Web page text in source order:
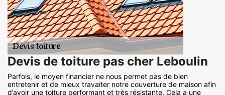
Devis de toiture pas cher Leboulin
Parfois, le moyen financier ne nous permet pas de bien
entretenir et de mieux travaiter notre couverture de maison afin
d’avoir une toiture performant et très résistante. Cela a une